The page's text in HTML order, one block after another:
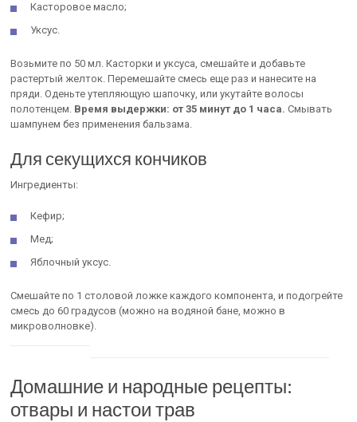
Касторовое масло;
Уксус.
Возьмите по 50 мл. Касторки и уксуса, смешайте и добавьте
растертый желток. Перемешайте смесь еще раз и нанесите на
пряди. Оденьте утепляющую шапочку, или укутайте волосы
полотенцем. Время выдержки: от 35 минут до 1 часа. Смывать
шампунем без применения бальзама.
Для секущихся кончиков
Ингредиенты:
Кефир;
Мед;
Яблочный уксус.
Смешайте по 1 столовой ложке каждого компонента, и подогрейте
смесь до 60 градусов (можно на водяной бане, можно в
микроволновке).
Домашние и народные рецепты:
отвары и настои трав